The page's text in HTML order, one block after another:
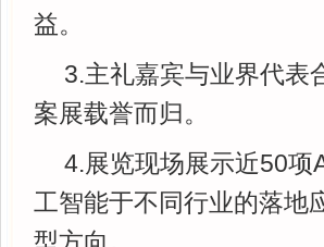
益。
3.主礼嘉宾与业界代表
案展载誉而归。
4.展览现场展示近50项
工智能于不同行业的落地